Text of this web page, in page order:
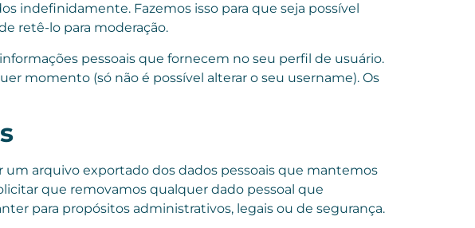
indefinidamente. Fazemos isso para que seja possível
retê-lo para moderação.
pessoais que fornecem no seu perfil de usuário.
momento (só não é possível alterar o seu username). Os
arquivo exportado dos dados pessoais que mantemos
que removamos qualquer dado pessoal que
para propósitos administrativos, legais ou de segurança.